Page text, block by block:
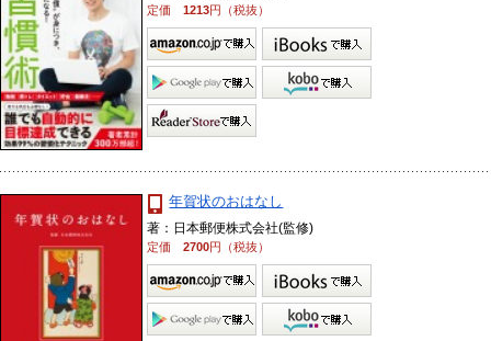
定価1213円（税抜）
年賀状のおはなし
著：日本郵便株式会社(監修)
定価2700円（税抜）